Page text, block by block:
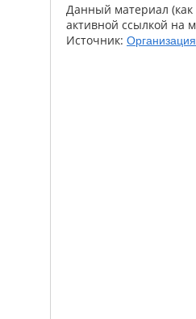
Данный материал (как
активной ссылкой на
Источник: